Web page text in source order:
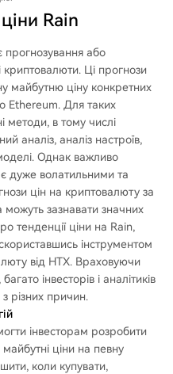
Rain
прогнозування або
криптовалюти. Ці прогнози
майбутню ціну конкретних
Ethereum. Для таких
методи, в тому числі
аналіз, аналіз настроїв,
Однак важливо
дуже волатильними та
цін на криптовалюту за
зазнавати значних
тенденції ціни на Rain,
інструментом
від HTX. Враховуючи
інвесторів і аналітиків
різних причин.
інвесторам розробити
майбутні ціни на певну
коли купувати,